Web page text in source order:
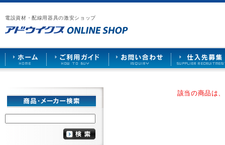
電設資材・配線用器具の激安ショップ
漏
電
ブ
レ
ー
カ
ー
や
照
ケ
ッ
ト
な
ア
ウ
イ
ス
HOME
ご
用
ガ
ド
お
い
合
せ
仕
先
募
該当の商品は